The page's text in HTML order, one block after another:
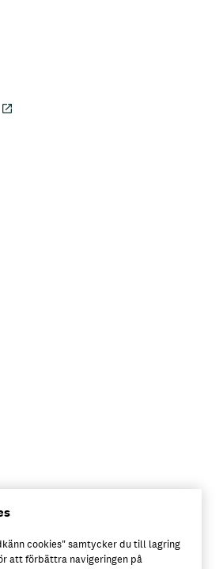
cookies" samtycker du till lagring
att förbättra navigeringen på